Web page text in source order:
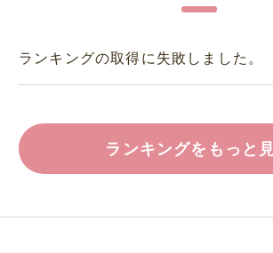
ランキングの取得に失敗しました。
ランキングをもっと